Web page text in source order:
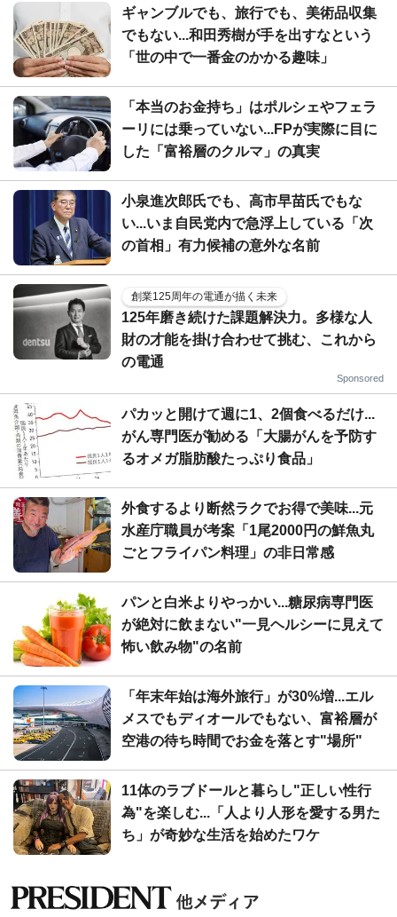
ギャンブルでも、旅行でも、美術品収集
でもない...和田秀樹が手を出すなという
「世の中で一番金のかかる趣味」
「本当のお金持ち」はポルシェやフェラ
ーリには乗っていない...FPが実際に目に
した「富裕層のクルマ」の真実
小泉進次郎氏でも、高市早苗氏でもな
い...いま自民党内で急浮上している「次
の首相」有力候補の意外な名前
創業125周年の電通が描く未来
125年磨き続けた課題解決力。多様な人
財の才能を掛け合わせて挑む、これから
の電通
Sponsored
パカッと開けて週に1、2個食べるだけ...
がん専門医が勧める「大腸がんを予防す
るオメガ脂肪酸たっぷり食品」
外食するより断然ラクでお得で美味...元
水産庁職員が考案「1尾2000円の鮮魚丸
ごとフライパン料理」の非日常感
パンと白米よりやっかい...糖尿病専門医
が絶対に飲まない"一見ヘルシーに見えて
怖い飲み物"の名前
「年末年始は海外旅行」が30%増...エル
メスでもディオールでもない、富裕層が
空港の待ち時間でお金を落とす"場所"
11体のラブドールと暮らし"正しい性行
為"を楽しむ...「人より人形を愛する男た
ち」が奇妙な生活を始めたワケ